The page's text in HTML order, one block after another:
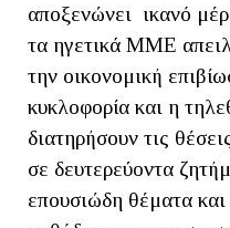
αποξενώνει ικανό
τα ηγετικά ΜΜΕ
την οικονομική
κυκλοφορία και η
διατηρήσουν τις
σε δευτερεύοντα
επουσιώδη θέματα